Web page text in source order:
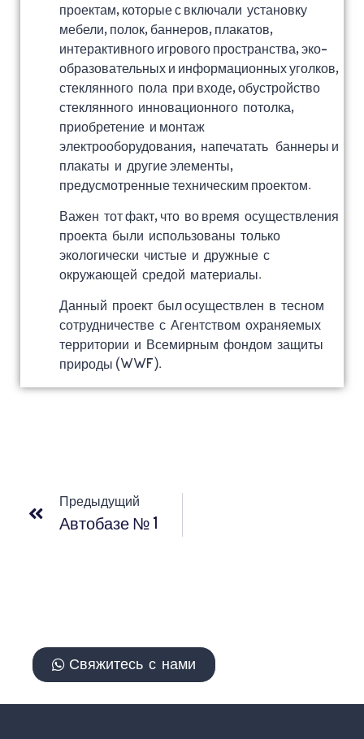
проектам, которые с включали установку
мебели, полок, баннеров, плакатов,
интерактивного игрового пространства, эко-
образовательных и информационных уголков,
стеклянного пола при входе, обустройство
стеклянного инновационного потолка,
приобретение и монтаж
электрооборудования, напечатать баннеры и
плакаты и другие элементы,
предусмотренные техническим проектом.
Важен тот факт, что во время осуществления
проекта были использованы только
экологически чистые и дружные с
окружающей средой материалы.
Данный проект был осуществлен в тесном
сотрудничестве с Агентством охраняемых
территории и Всемирным фондом защиты
природы (WWF).
Предыдущий
Автобазе № 1
Свяжитесь с нами